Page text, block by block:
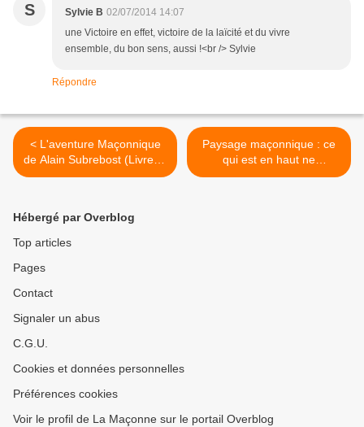
S Sylvie B 02/07/2014 14:07
une Victoire en effet, victoire de la laïcité et du vivre
ensemble, du bon sens, aussi !<br /> Sylvie
Répondre
< L'aventure Maçonnique
de Alain Subrebost (Livre et
plus)
Paysage maçonnique : ce
qui est en haut ne
ressemble pas à ce qui est
Hébergé par Overblog
Top articles
Pages
Contact
Signaler un abus
C.G.U.
Cookies et données personnelles
Préférences cookies
Voir le profil de La Maçonne sur le portail Overblog